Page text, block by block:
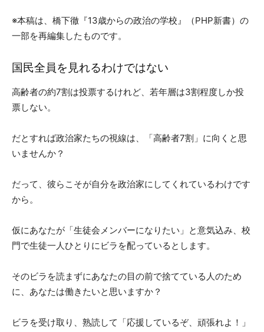
※本稿は、橋下徹『13歳からの政治の学校』（PHP新書）の
一部を再編集したものです。
国民全員を見れるわけではない
高齢者の約7割は投票するけれど、若年層は3割程度しか投
票しない。
だとすれば政治家たちの視線は、「高齢者7割」に向くと思
いませんか？
だって、彼らこそが自分を政治家にしてくれているわけです
から。
仮にあなたが「生徒会メンバーになりたい」と意気込み、校
門で生徒一人ひとりにビラを配っているとします。
そのビラを読まずにあなたの目の前で捨てている人のため
に、あなたは働きたいと思いますか？
ビラを受け取り、熟読して「応援しているぞ、頑張れよ！」